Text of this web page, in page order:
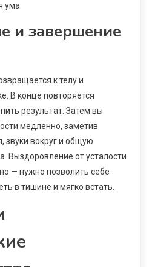
ума.
и завершение
к телу и
В конце повторяется
результат. Затем вы
медленно, заметив
звуки вокруг и общую
Выздоровление от усталости
— нужно позволить себе
в тишине и мягко встать.